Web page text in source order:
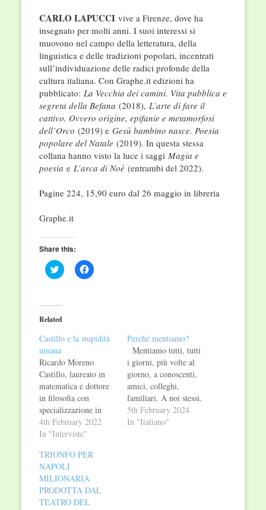
CARLO LAPUCCIvive a Firenze, dove ha
insegnato per molti anni. I suoi interessi si
muovono nel campo della letteratura, della
linguistica e delle tradizioni popolari, incentrati
sull’individuazione delle radici profonde della
cultura italiana. Con Graphe.it edizioni ha
pubblicato: La Vecchia dei camini. Vita pubblica e
segreta della Befana (2018), L’arte di fare il
cattivo. Ovvero origine, epifanie e metamorfosi
dell’Orco (2019) e Gesù bambino nasce. Poesia
popolare del Natale (2019). In questa stessa
collana hanno visto la luce i saggi Magia e
poesia e L’arca di Noè (entrambi del 2022).
Pagine 224, 15,90 euro dal 26 maggio in libreria
Graphe.it
Share this:
Click
to
(Opens
in
new
Click
to
Related
Castillo e la stupidità
umana
Ricardo Moreno
Castillo, laureato in
matematica e dottore
in filosofia con
specializzazione in
storia della scienza, è
stato docente di scuola
pensionamento e
professore associato
nella facoltà di
matematica
dell'Universidad
4th February 2022
In "Interviste"
Perché mentiamo?
Mentiamo tutti, tutti
i giorni, più volte al
giorno, a conoscenti,
amici, colleghi,
familiari. A noi stessi.
Eppure mentire è più
complicato che dire la
5th February 2024
In "Italiano"
TRIONFO PER
NAPOLI
MILIONARIA
PRODOTTA DAL
TEATRO DEL